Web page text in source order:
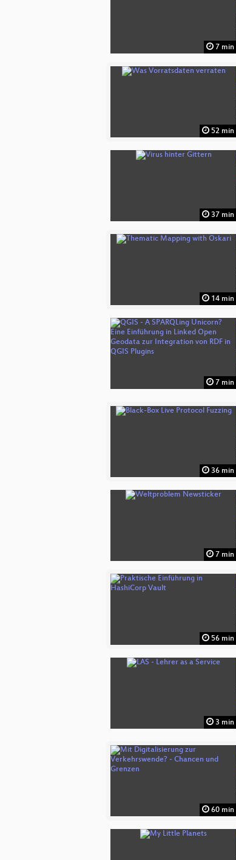
7 min
52 min
37 min
14 min
7 min
36 min
7 min
56 min
3 min
60 min